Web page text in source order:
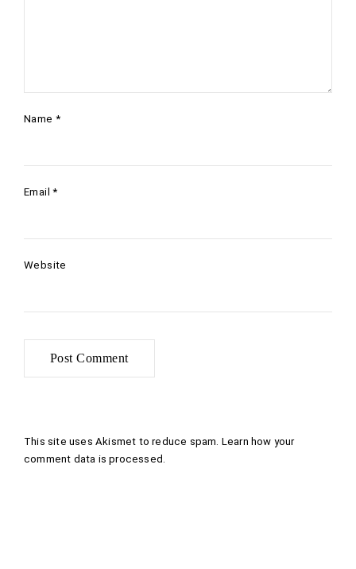
Name *
Email*
Website
This site uses Akismet to reduce spam. Learn how your
comment data is processed